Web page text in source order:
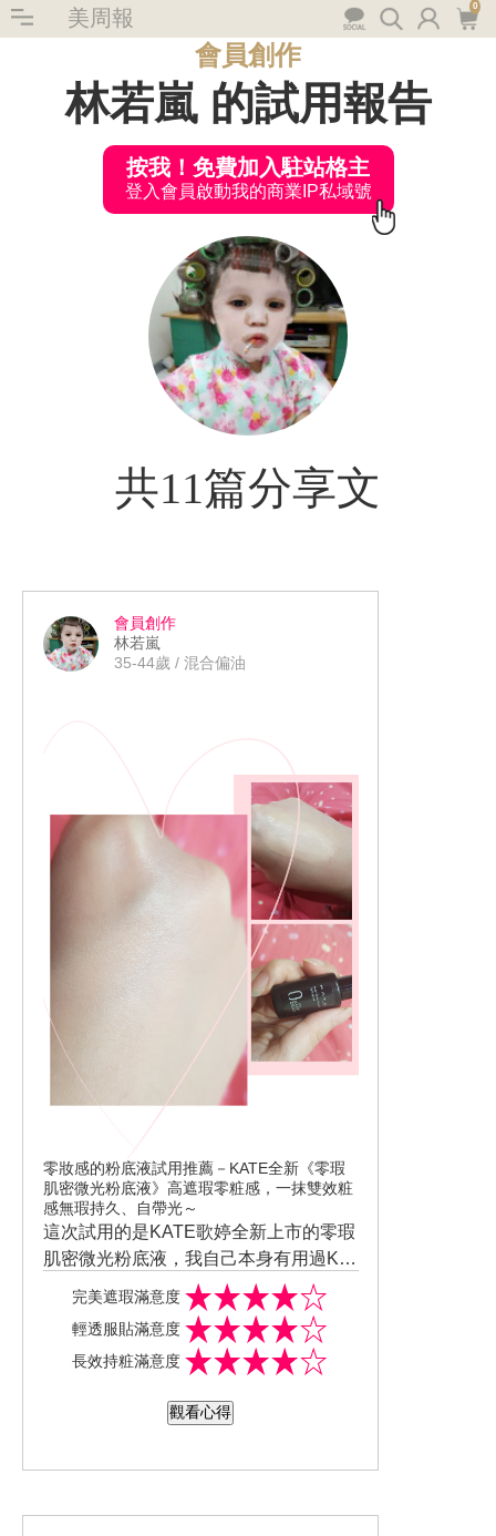
美周報 0
會員創作
林若嵐 的試用報告
按我！免費加入駐站格主
登入會員啟動我的商業IP私域號
共11篇分享文
會員創作
林若嵐
35-44歲 / 混合偏油
零妝感的粉底液試用推薦－KATE全新《零瑕
肌密微光粉底液》高遮瑕零粧感，一抹雙效粧
感無瑕持久、自帶光～
這次試用的是KATE歌婷全新上市的零瑕
肌密微光粉底液，我自己本身有用過KA
TE歌婷零瑕肌密微霧粉底液感覺使用起
來還不錯用，這次剛剛好有機會可以試
用，這兩者使用起來都不有黏膩不透氣
的感覺，遮瑕力是零瑕肌密微光霧粉底
遮瑕力就比較弱一點但透氣度是零瑕肌
現在高溫悶熱的天氣，尤其現在因為新
完美遮瑕滿意度
輕透服貼滿意度
長效持粧滿意度
觀看心得